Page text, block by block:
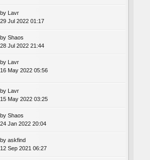
by Lavr
29 Jul 2022 01:17
by Shaos
28 Jul 2022 21:44
by Lavr
16 May 2022 05:56
by Lavr
15 May 2022 03:25
by Shaos
24 Jan 2022 20:04
by askfind
12 Sep 2021 06:27